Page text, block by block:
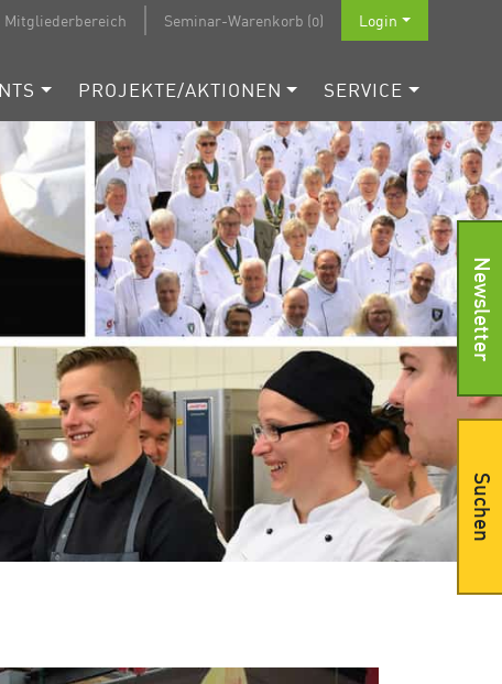
Mitgliederbereich Seminar-Warenkorb (0) Login
PROJEKTE/AKTIONEN SERVICE
Newsletter
Suchen